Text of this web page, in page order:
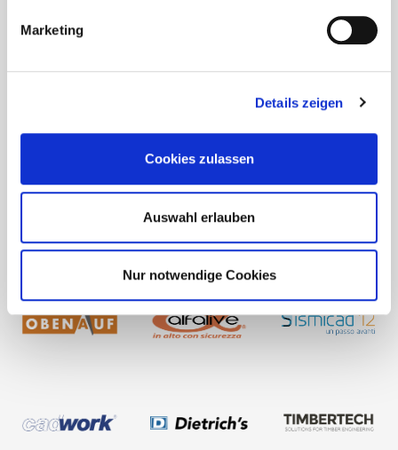
Marketing
Details zeigen
Cookies zulassen
Auswahl erlauben
Nur notwendige Cookies